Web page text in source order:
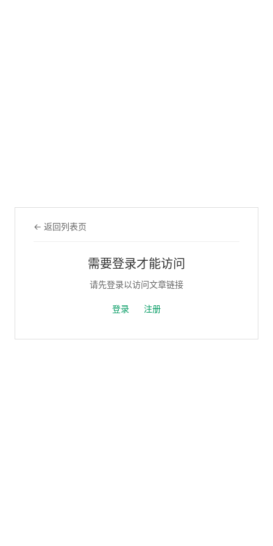
← 返回列表页
需要登录才能访问
请先登录以访问文章链接
登录 注册